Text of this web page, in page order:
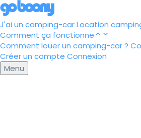
J'ai un camping-carLocation
Comment ça fonctionne
Comment louer un camping-car ?
Créer un compte Connexion
Menu